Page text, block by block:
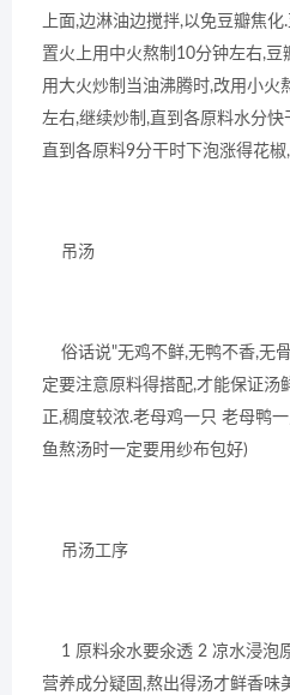
上面,边淋油边搅拌,以免豆瓣焦
置火上用中火熬制10分钟左右,
用大火炒制当油沸腾时,改用小火
左右,继续炒制,直到各原料水分
直到各原料9分干时下泡涨得花
吊汤
俗话说"无鸡不鲜,无鸭不香,无
定要注意原料得搭配,才能保证汤
正,稠度较浓.老母鸡一只 老母鸭
鱼熬汤时一定要用纱布包好)
吊汤工序
1 原料氽水要氽透 2 凉水浸泡
营养成分疑固,熬出得汤才鲜香味